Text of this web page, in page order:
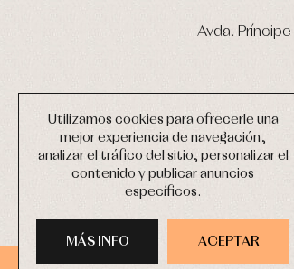
Utilizamos cookies para ofrecerle una
mejor experiencia de navegación,
analizar el tráfico del sitio, personalizar el
contenido y publicar anuncios
específicos.
ACEPTAR
MÁS INFO
Avda. Príncipe